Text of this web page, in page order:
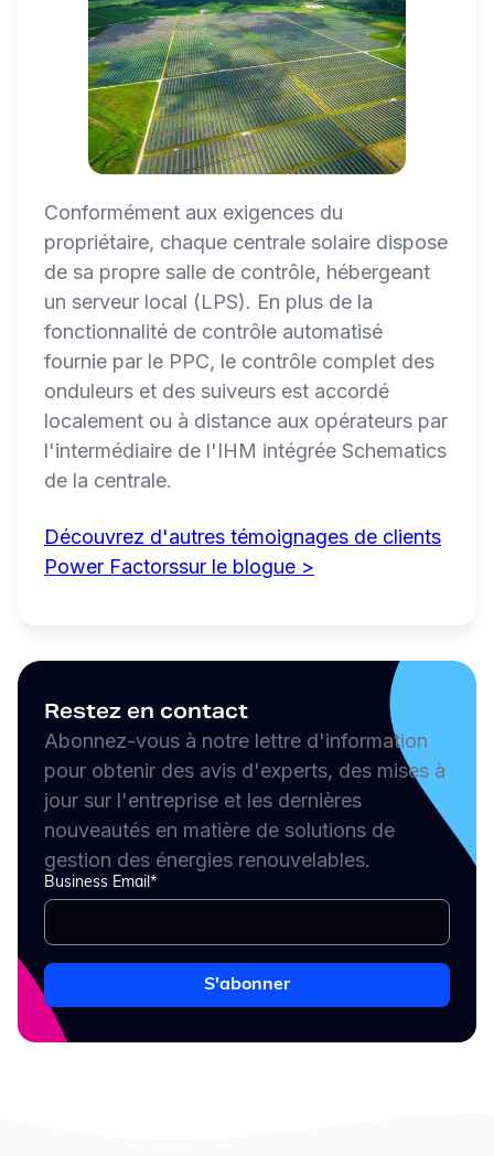
Conformément aux exigences du
propriétaire, chaque centrale solaire dispose
de sa propre salle de contrôle, hébergeant
un serveur local (LPS). En plus de la
fonctionnalité de contrôle automatisé
fournie par le PPC, le contrôle complet des
onduleurs et des suiveurs est accordé
localement ou à distance aux opérateurs par
l'intermédiaire de l'IHM intégrée Schematics
de la centrale.
Découvrez d'autres témoignages de clients
Power Factorssur le blogue >
Restez en contact
Abonnez-vous à notre lettre d'information
pour obtenir des avis d'experts, des mises à
jour sur l'entreprise et les dernières
nouveautés en matière de solutions de
gestion des énergies renouvelables.
Business Email*